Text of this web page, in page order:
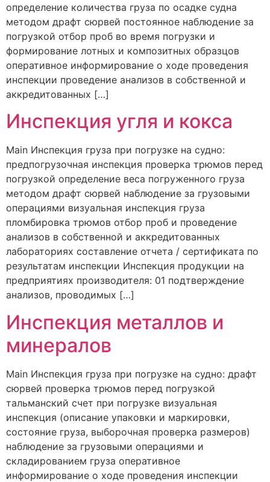
определение количества груза по осадке судна
методом драфт сюрвей постоянное наблюдение за
погрузкой отбор проб во время погрузки и
формирование лотных и композитных образцов
оперативное информирование о ходе проведения
инспекции проведение анализов в собственной и
аккредитованных […]
Инспекция угля и кокса
Main Инспекция груза при погрузке на судно:
предпогрузочная инспекция проверка трюмов перед
погрузкой определение веса погруженного груза
методом драфт сюрвей наблюдение за грузовыми
операциями визуальная инспекция груза
пломбировка трюмов отбор проб и проведение
анализов в собственной и аккредитованных
лабораториях составление отчета / сертификата по
результатам инспекции Инспекция продукции на
предприятиях производителя: 01 подтверждение
анализов, проводимых […]
Инспекция металлов и
минералов
Main Инспекция груза при погрузке на судно: драфт
сюрвей проверка трюмов перед погрузкой
тальманский счет при погрузке визуальная
инспекция (описание упаковки и маркировки,
состояние груза, выборочная проверка размеров)
наблюдение за грузовыми операциями и
складированием груза оперативное
информирование о ходе проведения инспекции